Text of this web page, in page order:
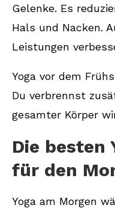
Gelenke. Es
Hals und Nacken.
Leistungen
Yoga vor dem
Du verbrennst
gesamter Körper
Die besten
für den
Yoga am Morgen